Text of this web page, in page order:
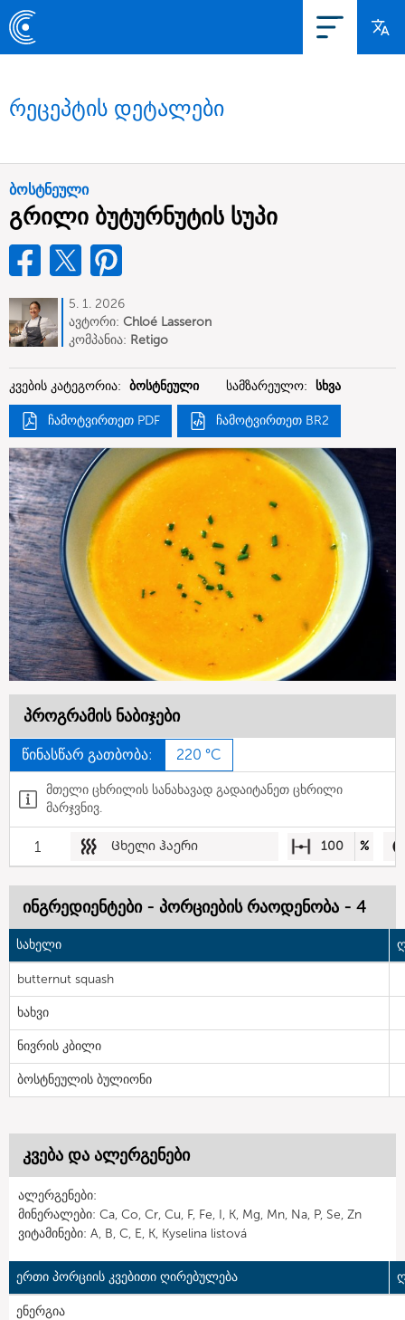
რეცეპტის დეტალები
ბოსტნეული
გრილი ბუტურნუტის სუპი
5. 1. 2026
ავტორი: Chloé Lasseron
კომპანია: Retigo
კვების კატეგორია: ბოსტნეული სამზარეულო: სხვა
ჩამოტვირთეთ PDF ჩამოტვირთეთ BR2
პროგრამის ნაბიჯები
წინასწარ გათბობა: 220 °C
მთელი ცხრილის სანახავად გადაიტანეთ ცხრილი
მარჯვნივ.
1 Ცხელი ჰაერი 100 %
ინგრედიენტები - პორციების რაოდენობა - 4
სახელი
butternut squash
ხახვი
ნივრის კბილი
ბოსტნეულის ბულიონი
კვება და ალერგენები
ალერგენები:
მინერალები: Ca, Co, Cr, Cu, F, Fe, I, K, Mg, Mn, Na, P, Se, Zn
ვიტამინები: A, B, C, E, K, Kyselina listová
ერთი პორციის კვებითი ღირებულება
ენერგია